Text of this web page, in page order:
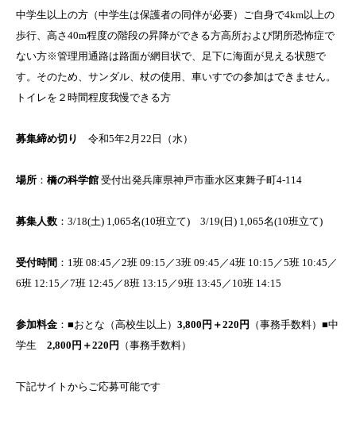
中学生以上の方（中学生は保護者の同伴が必要）ご自身で4km以上の
歩行、高さ40m程度の階段の昇降ができる方高所および閉所恐怖症で
ない方※管理用通路は路面が網目状で、足下に海面が見える状態で
す。そのため、サンダル、杖の使用、車いすでの参加はできません。
トイレを２時間程度我慢できる方
募集締め切り 令和5年2月22日（水）
場所 ： 橋の科学館 受付出発兵庫県神戸市垂水区東舞子町4-114
募集人数 ：3/18(土) 1,065名(10班立て) 3/19(日) 1,065名(10班立て)
受付時間 ：1班 08:45／2班 09:15／3班 09:45／4班 10:15／5班 10:45／
6班 12:15／7班 12:45／8班 13:15／9班 13:45／10班 14:15
参加料金 ：■おとな（高校生以上） 3,800円＋220円 （事務手数料）■中
学生 2,800円＋220円 （事務手数料）
下記サイトからご応募可能です